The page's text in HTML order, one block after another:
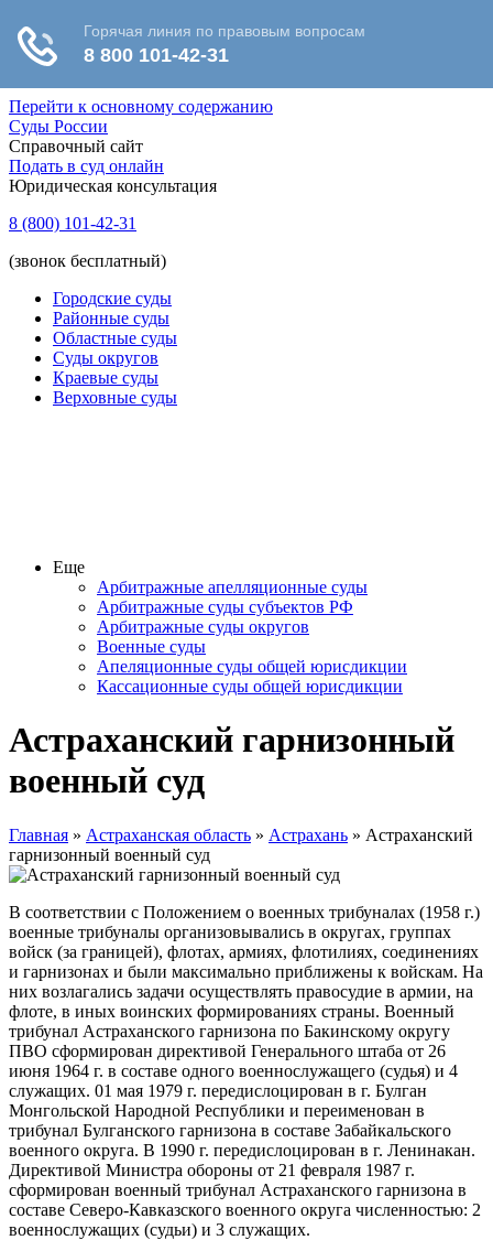
Перейти к основному содержанию
Суды России
Справочный сайт
Подать в суд онлайн
Юридическая консультация
8 (800) 101-42-31
(звонок бесплатный)
Городские суды
Районные суды
Областные суды
Суды округов
Краевые суды
Верховные суды
Еще
Арбитражные апелляционные суды
Арбитражные суды субъектов РФ
Арбитражные суды округов
Военные суды
Апеляционные суды общей юрисдикции
Кассационные суды общей юрисдикции
Астраханский гарнизонный
военный суд
Главная » Астраханская область » Астрахань » Астраханский
гарнизонный военный суд
В соответствии с Положением о военных трибуналах (1958 г.)
военные трибуналы организовывались в округах, группах
войск (за границей), флотах, армиях, флотилиях, соединениях
и гарнизонах и были максимально приближены к войскам. На
них возлагались задачи осуществлять правосудие в армии, на
флоте, в иных воинских формированиях страны. Военный
трибунал Астраханского гарнизона по Бакинскому округу
ПВО сформирован директивой Генерального штаба от 26
июня 1964 г. в составе одного военнослужащего (судья) и 4
служащих. 01 мая 1979 г. передислоцирован в г. Булган
Монгольской Народной Республики и переименован в
трибунал Булганского гарнизона в составе Забайкальского
военного округа. В 1990 г. передислоцирован в г. Ленинакан.
Директивой Министра обороны от 21 февраля 1987 г.
сформирован военный трибунал Астраханского гарнизона в
составе Северо-Кавказского военного округа численностью: 2
военнослужащих (судьи) и 3 служащих.